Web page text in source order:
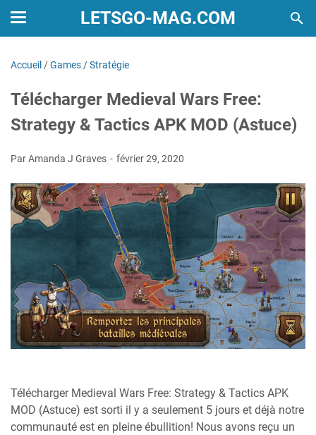
LETSGO-MAG.COM
Accueil /Games /Stratégie
Télécharger Medieval Wars Free:
Strategy & Tactics APK MOD (Astuce)
Par Amanda J Graves février 29, 2020
Télécharger Medieval Wars Free: Strategy & Tactics APK
MOD (Astuce) est sorti il y a seulement 5 jours et déjà notre
communauté est en pleine ébullition! Nous avons reçu un